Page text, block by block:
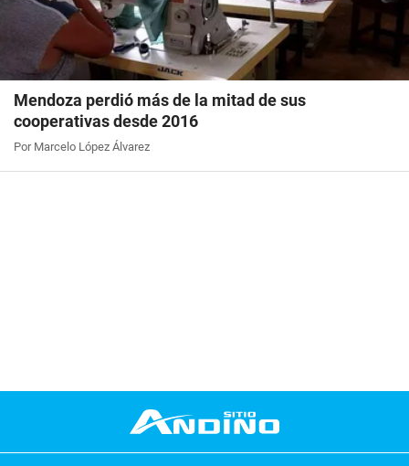
Mendoza perdió más de la mitad de sus
cooperativas desde 2016
Por Marcelo López Álvarez